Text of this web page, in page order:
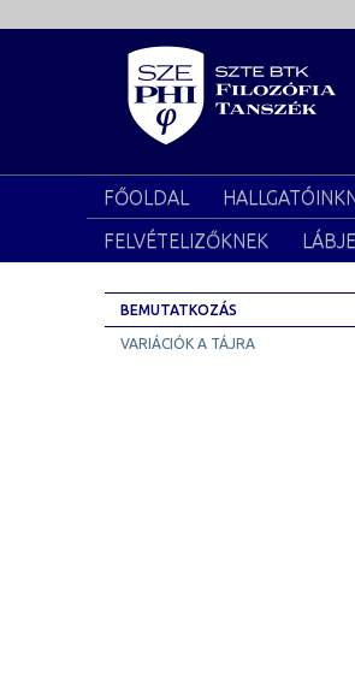
FŐOLDAL
FELVÉTELIZŐKNEK
BEMUTATKOZÁS
VARIÁCIÓK A TÁJRA